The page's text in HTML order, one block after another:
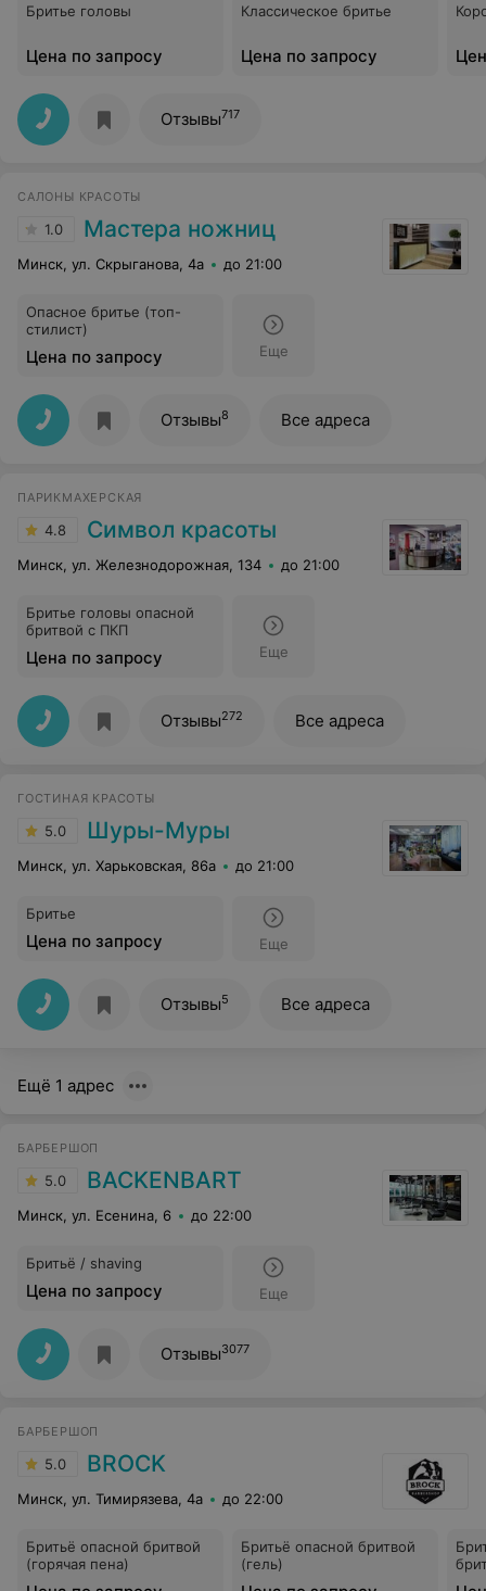
Бритье головы
Цена по запросу
Классическое бритье
Цена по запросу
Отзывы717
САЛОНЫ КРАСОТЫ
1.0 Мастера ножниц
Минск, ул. Скрыганова, 4а до 21:00
Опасное бритье (топ-
стилист)
Цена по запросу Еще
Отзывы8 Все адреса
ПАРИКМАХЕРСКАЯ
4.8 Символ красоты
Минск, ул. Железнодорожная, 134 до 21:00
Бритье головы опасной
бритвой с ПКП
Цена по запросу Еще
Отзывы272 Все адреса
ГОСТИНАЯ КРАСОТЫ
5.0 Шуры-Муры
Минск, ул. Харьковская, 86a до 21:00
Бритье
Цена по запросу Еще
Отзывы5 Все адреса
Ещё 1 адрес
БАРБЕРШОП
5.0 BACKENBART
Минск, ул. Есенина, 6 до 22:00
Бритьё / shaving
Цена по запросу Еще
Отзывы3077
БАРБЕРШОП
5.0 BROCK
Минск, ул. Тимирязева, 4а до 22:00
Бритьё опасной бритвой
(горячая пена)
Бритьё опасной бритвой
(гель)